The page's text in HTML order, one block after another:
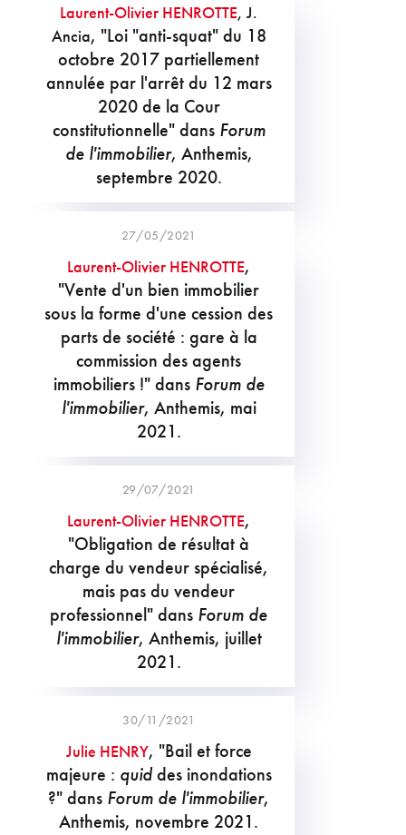
Laurent-Olivier HENROTTE, J.
Ancia, "Loi "anti-squat" du 18
octobre 2017 partiellement
annulée par l'arrêt du 12 mars
2020 de la Cour
constitutionnelle" dans Forum
de l'immobilier, Anthemis,
septembre 2020.
27/05/2021
Laurent-Olivier HENROTTE,
"Vente d'un bien immobilier
sous la forme d'une cession des
parts de société : gare à la
commission des agents
immobiliers !" dans Forum de
l'immobilier, Anthemis, mai
2021.
29/07/2021
Laurent-Olivier HENROTTE,
"Obligation de résultat à
charge du vendeur spécialisé,
mais pas du vendeur
professionnel" dans Forum de
l'immobilier, Anthemis, juillet
2021.
30/11/2021
Julie HENRY, "Bail et force
majeure : quiddes inondations
?" dans Forum de l'immobilier,
Anthemis, novembre 2021.